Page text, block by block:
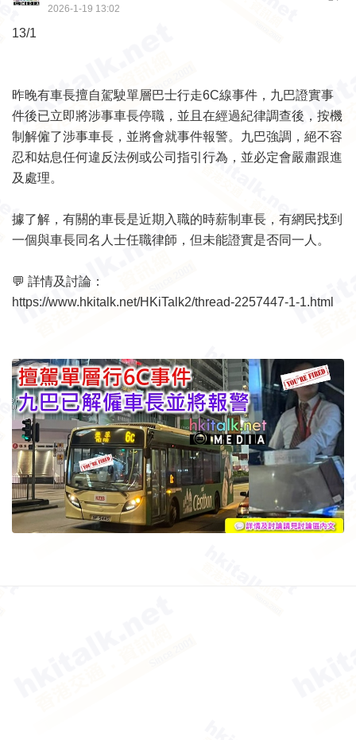
2026-1-19 13:02
13/1
昨晚有車長擅自駕駛單層巴士行走6C線事件，九巴證實事
件後已立即將涉事車長停職，並且在經過紀律調查後，按機
制解僱了涉事車長，並將會就事件報警。九巴強調，絕不容
忍和姑息任何違反法例或公司指引行為，並必定會嚴肅跟進
及處理。
據了解，有關的車長是近期入職的時薪制車長，有網民找到
一個與車長同名人士任職律師，但未能證實是否同一人。
💬 詳情及討論：
https://www.hkitalk.net/HKiTalk2/thread-2257447-1-1.html